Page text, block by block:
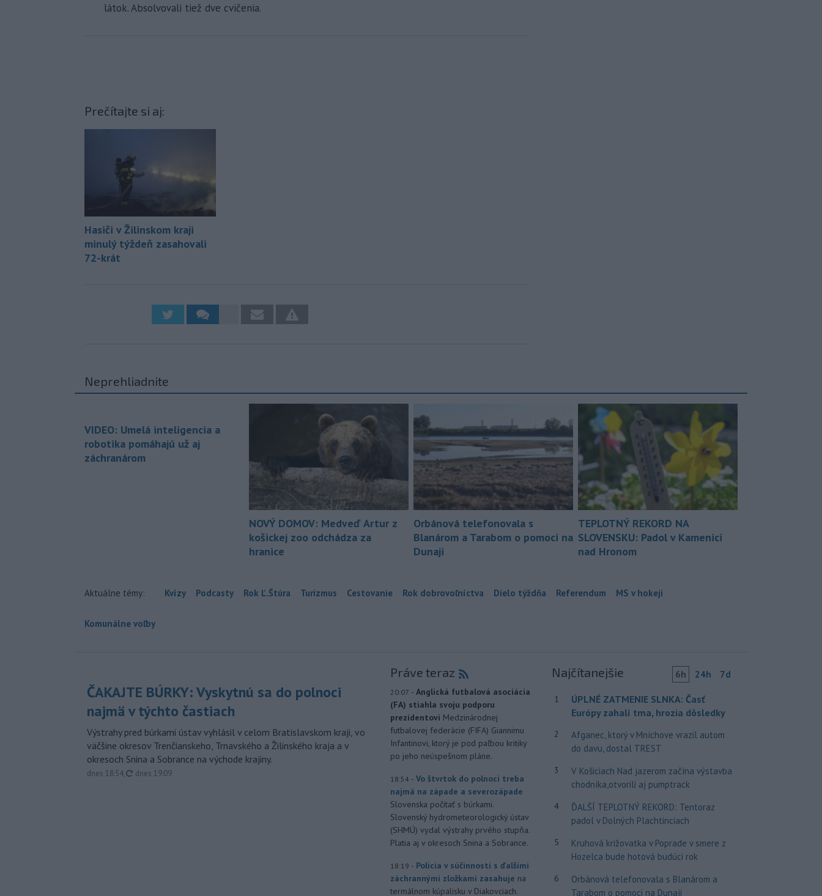
látok. Absolvovali tiež dve cvičenia.
Prečítajte si aj:
Hasiči v Žilinskom kraji
minulý týždeň zasahovali
72-krát
Neprehliadnite
VIDEO: Umelá inteligencia a
robotika pomáhajú už aj
záchranárom
NOVÝ DOMOV: Medveď Artur z
košickej zoo odchádza za
hranice
Orbánová telefonovala s
Blanárom a Tarabom o pomoci na
Dunaji
TEPLOTNÝ REKORD NA
SLOVENSKU: Padol v Kamenici
nad Hronom
Aktuálne témy: Kvízy Podcasty Rok Ľ.Štúra Turizmus Cestovanie Rok dobrovoľníctva Dielo týždňa Referendum MS v hokeji
Komunálne voľby
ČAKAJTE BÚRKY: Vyskytnú sa do polnoci
najmä v týchto častiach
Výstrahy pred búrkami ústav vyhlásil v celom Bratislavskom kraji, vo
väčšine okresov Trenčianskeho, Trnavského a Žilinského kraja a v
okresoch Snina a Sobrance na východe krajiny.
dnes 18:54, aktualizované
dnes 19:09
Práve teraz
20:07 - Anglická futbalová asociácia
(FA) stiahla svoju podporu
prezidentovi Medzinárodnej
futbalovej federácie (FIFA) Giannimu
Infantinovi, ktorý je pod paľbou kritiky
po jeho neúspešnom pláne.
18:54 - Vo štvrtok do polnoci treba
najmä na západe a severozápade
Slovenska počítať s búrkami.
Slovenský hydrometeorologický ústav
(SHMÚ) vydal výstrahy prvého stupňa.
Platia aj v okresoch Snina a Sobrance.
18:19 - Polícia v súčinnosti s ďalšími
záchrannými zložkami zasahuje na
termálnom kúpalisku v Diakovciach.
Najčítanejšie 6h 24h 7d
1
ÚPLNÉ ZATMENIE SLNKA: Časť
Európy zahalí tma, hrozia dôsledky
2
Afganec, ktorý v Mníchove vrazil autom
do davu, dostal TREST
3
V Košiciach Nad jazerom začína výstavba
chodníka,otvorili aj pumptrack
4
ĎALŠÍ TEPLOTNÝ REKORD: Tentoraz
padol v Dolných Plachtinciach
5
Kruhová križovatka v Poprade v smere z
Hozelca bude hotová budúci rok
6
Orbánová telefonovala s Blanárom a
Tarabom o pomoci na Dunaji